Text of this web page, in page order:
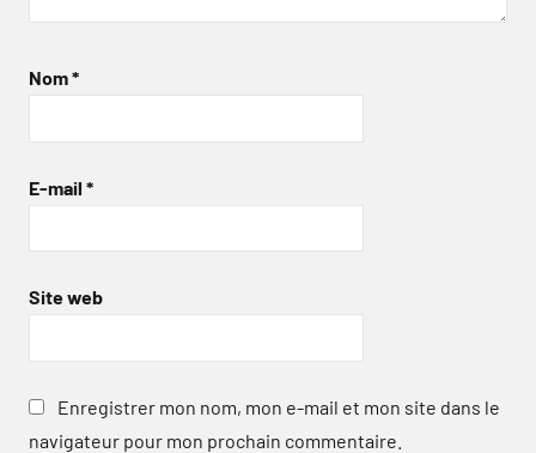
Nom*
E-mail *
Site web
Enregistrer mon nom, mon e-mail et mon site dans le
navigateur pour mon prochain commentaire.